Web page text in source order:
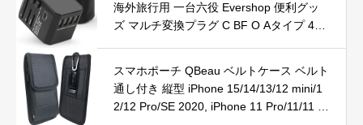
海外旅行用 一台六役 Evershop 便利グッ
ズ マルチ変換プラグ C BF O Aタイプ 4つ
プ-Cポート付き acアダプター アメリカ イ
ギリス シンガポール マレーシア タイ 香
港 中国などに対応 変換器 海外電源プラグ
スマホポーチ QBeau ベルトケース ベルト
通し付き 縦型 iPhone 15/14/13/12 mini/1
2/12 Pro/SE 2020, iPhone 11 Pro/11/11 Pr